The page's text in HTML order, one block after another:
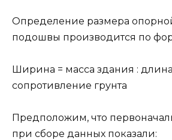
Определение размера
подошвы производится по
Ширина = масса здания : длина
сопротивление грунта
Предположим, что
при сборе данных показали: